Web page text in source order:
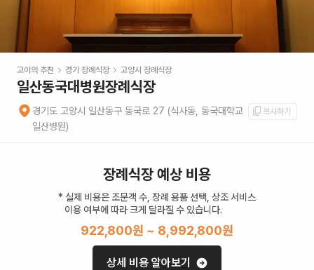
고이의 추천 경기 장례식장 고양시 장례식장
일산동국대병원장례식장
경기도 고양시 일산동구 동국로 27 (식사동, 동국대학교
일산병원)
복사하기
장례식장 예상 비용
* 실제 비용은 조문객 수, 장례 용품 선택, 상조 서비스
이용 여부에 따라 크게 달라질 수 있습니다.
922,800원 ~ 8,992,800원
상세 비용 알아보기